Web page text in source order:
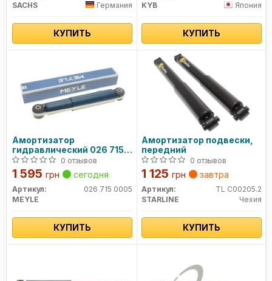
SACHS
Германия
КУПИТЬ
KYB
Япония
КУПИТЬ
Амортизатор
гидравлический 026 715
0005 MEYLE0 отзывов
1 595 грн сегодня
Артикул:
026 715 0005
MEYLE
КУПИТЬ
Амортизатор подвески,
передний
0 отзывов
1 125 грн завтра
Артикул:
TL C00205.2
STARLINE
Чехия
КУПИТЬ